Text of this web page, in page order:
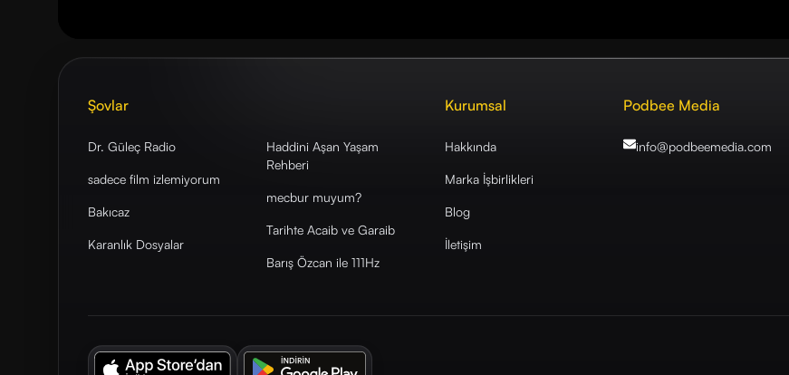
Şovlar
Dr. Güleç Radio
sadece film izlemiyorum
Bakıcaz
Karanlık Dosyalar
Haddini Aşan Yaşam
Rehberi
mecbur muyum?
Tarihte Acaib ve Garaib
Barış Özcan ile 111Hz
Kurumsal
Hakkında
Marka İşbirlikleri
Blog
İletişim
Podbee Media
info@podbeemedia.com